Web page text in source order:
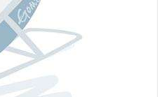
库自行协商；
出库商品的检验结果发生争
期内向交易所提出复检申
机构中选取复检机构，复